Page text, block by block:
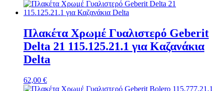
Πλακέτα Χρωμέ Γυαλιστερό Geberit
Delta 21 115.125.21.1 για Καζανάκια
Delta
62,00 €